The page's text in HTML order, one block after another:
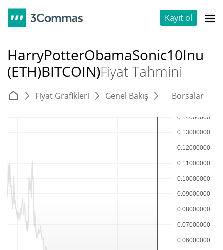
Kayıt ol
HarryPotterObamaSonic10Inu
(ETH)BITCOIN)Fiyat Tahmini
Fiyat Grafikleri Genel Bakış Borsalar